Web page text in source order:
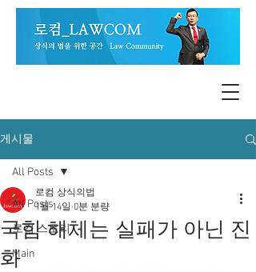
게시물
All Posts
로컴 스토리
Main
All Posts
국힘 해체는 실패가 아닌 진
화
로컴 상식의법
1월 14일 0분 분량